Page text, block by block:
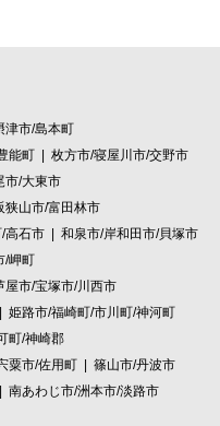
津市/島本町
能町
枚方市/寝屋川市/交野市
市/大東市
狭山市/富田林市
高石市
和泉市/岸和田市/貝塚市
/岬町
屋市/宝塚市/川西市
姫路市/福崎町/市川町/神河町
町/神崎郡
粟市/佐用町
篠山市/丹波市
南あわじ市/洲本市/淡路市